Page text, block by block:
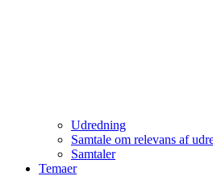
Udredning
Samtale om relevans af
Samtaler
Temaer